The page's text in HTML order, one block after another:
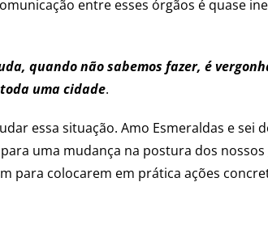
entre esses órgãos é quase
quando não sabemos fazer, é
uma cidade.
essa situação. Amo Esmeraldas e sei
uma mudança na postura dos
para colocarem em prática ações